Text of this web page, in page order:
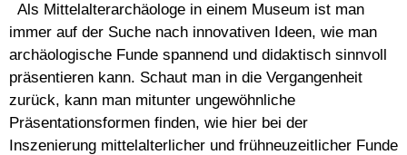
Als Mittelalterarchäologe in einem Museum ist man
immer auf der Suche nach innovativen Ideen, wie man
archäologische Funde spannend und didaktisch sinnvoll
präsentieren kann. Schaut man in die Vergangenheit
zurück, kann man mitunter ungewöhnliche
Präsentationsformen finden, wie hier bei der
Inszenierung mittelalterlicher und frühneuzeitlicher Funde